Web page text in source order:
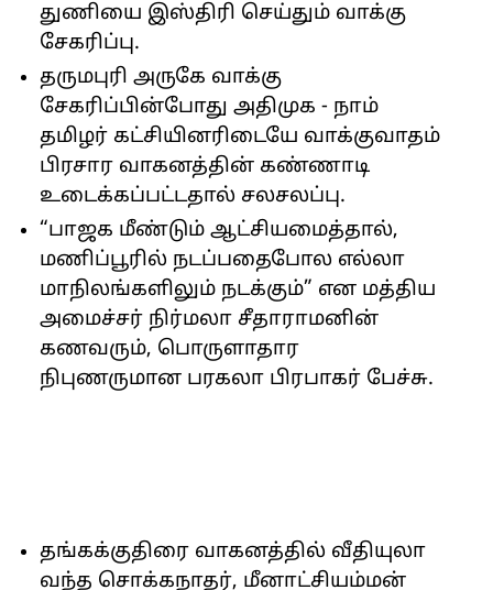
துணியை இஸ்திரி செய்தும் வாக்கு
சேகரிப்பு.
தருமபுரி அருகே வாக்கு
சேகரிப்பின்போது அதிமுக - நாம்
தமிழர் கட்சியினரிடையே வாக்குவாதம்
பிரசார வாகனத்தின் கண்ணாடி
உடைக்கப்பட்டதால் சலசலப்பு.
“பாஜக மீண்டும் ஆட்சியமைத்தால்,
மணிப்பூரில் நடப்பதைபோல எல்லா
மாநிலங்களிலும் நடக்கும்” என மத்திய
அமைச்சர் நிர்மலா சீதாராமனின்
கணவரும், பொருளாதார
நிபுணருமான பரகலா பிரபாகர் பேச்சு.
தங்கக்குதிரை வாகனத்தில் வீதியுலா
வந்த சொக்கநாதர், மீனாட்சியம்மன்